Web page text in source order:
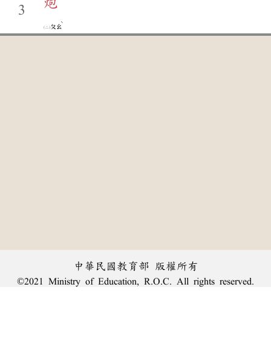
3
ㄆㄠ
ˋ
中華民國教育部 版權所有
©2021 Ministry of Education, R.O.C. All rights reserved.